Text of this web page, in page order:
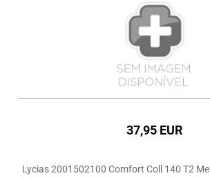
37,95 EUR
Lycias 2001502100 Comfort Coll 140 T2 Mel